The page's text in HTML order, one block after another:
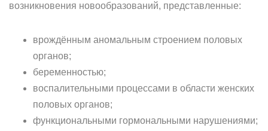
возникновения новообразований, представленные:
врождённым аномальным строением половых
органов;
беременностью;
воспалительными процессами в области женских
половых органов;
функциональными гормональными нарушениями;